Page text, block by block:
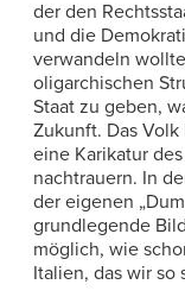
der den
und die
verwandeln
oligarchischen
Staat zu geben,
Zukunft. Das
eine Karikatur
nachtrauern. In
der eigenen
grundlegende
möglich, wie
Italien, das wir so